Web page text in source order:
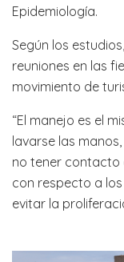
Epidemiología.
Según los
reuniones en las
movimiento de
“El manejo es el
lavarse las
no tener contacto
con respecto a
evitar la